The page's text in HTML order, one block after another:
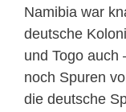
Namibia war
deutsche
und Togo auch
noch Spuren
die deutsche